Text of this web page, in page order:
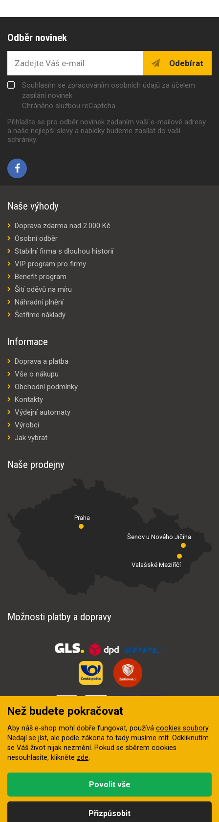
Odběr novinek
Odebírat
Souhlasím se zpracováním osobních údajů za účelem
zasílání novinek
Chráněno službou reCaptcha
Přihlašte se pro odběr novinek zadaním vaší e-mailové adresy
a naše nejlepší slevy a nabídky budeme zasílat do vaší
schránky.
Naše výhody
Doprava zdarma nad 2.000 Kč
Osobní odběr
Stabilní firma s dlouhou historií
VIP program pro firmy
Benefit program
Šití oděvů na míru
Náhradní plnění
Šetříme náklady
Informace
Doprava a platba
Vše o nákupu
Obchodní podmínky
Kontakty
Výdejní automaty
Výrobci
Jak vybrat
Naše prodejny
Praha
Valašské Meziříčí
Šenov u Nového Jičína
Možnosti platby a dopravy
digitální agentura FEO
Než budete pokračovat
Aby náš e-shop mohl dobře fungovat, používá cookies soubory.
Nedají se jíst, ale podle zákona to tady musíme mít. Odkliknutím
se Váš život nijak nezmění. Pokud se sběrem cookies
nesouhlasíte, klikněte zde.
Přizpůsobit
Povolit vše